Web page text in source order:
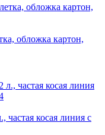
обложка картон,
косая линия с